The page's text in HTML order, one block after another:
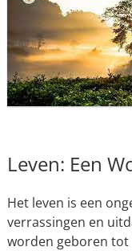
Leven: Een
Het leven is een
verrassingen en
worden geboren tot